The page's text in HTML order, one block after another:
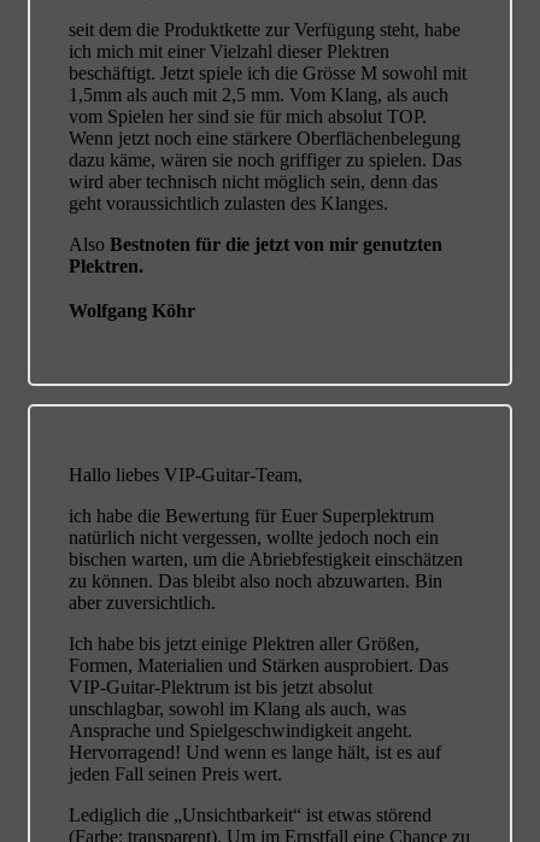
seit dem die Produktkette zur Verfügung steht, habe
ich mich mit einer Vielzahl dieser Plektren
beschäftigt. Jetzt spiele ich die Grösse M sowohl mit
1,5mm als auch mit 2,5 mm. Vom Klang, als auch
vom Spielen her sind sie für mich absolut TOP.
Wenn jetzt noch eine stärkere Oberflächenbelegung
dazu käme, wären sie noch griffiger zu spielen. Das
wird aber technisch nicht möglich sein, denn das
geht voraussichtlich zulasten des Klanges.
Also Bestnoten für die jetzt von mir genutzten
Plektren.
Wolfgang Köhr
Hallo liebes VIP-Guitar-Team,
ich habe die Bewertung für Euer Superplektrum
natürlich nicht vergessen, wollte jedoch noch ein
bischen warten, um die Abriebfestigkeit einschätzen
zu können. Das bleibt also noch abzuwarten. Bin
aber zuversichtlich.
Ich habe bis jetzt einige Plektren aller Größen,
Formen, Materialien und Stärken ausprobiert. Das
VIP-Guitar-Plektrum ist bis jetzt absolut
unschlagbar, sowohl im Klang als auch, was
Ansprache und Spielgeschwindigkeit angeht.
Hervorragend! Und wenn es lange hält, ist es auf
jeden Fall seinen Preis wert.
Lediglich die „Unsichtbarkeit“ ist etwas störend
(Farbe: transparent). Um im Ernstfall eine Chance zu